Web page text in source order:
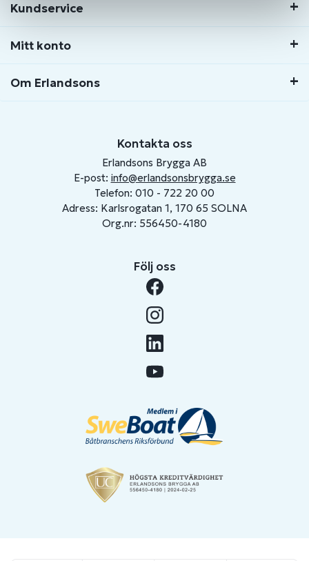
Kundservice
Mitt konto
Om Erlandsons
Kontakta oss
Erlandsons Brygga AB
E-post: info@erlandsonsbrygga.se
Telefon: 010 - 722 20 00
Adress: Karlsrogatan 1, 170 65 SOLNA
Org.nr: 556450-4180
Följ oss